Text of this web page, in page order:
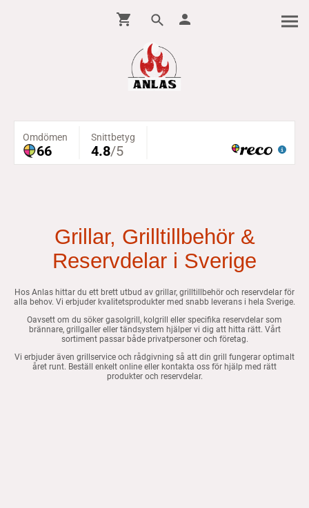
Grillar, Grilltillbehör &
Reservdelar i Sverige
Hos Anlas hittar du ett brett utbud av grillar, grilltillbehör och reservdelar för
alla behov. Vi erbjuder kvalitetsprodukter med snabb leverans i hela Sverige.
Oavsett om du söker gasolgrill, kolgrill eller specifika reservdelar som
brännare, grillgaller eller tändsystem hjälper vi dig att hitta rätt. Vårt
sortiment passar både privatpersoner och företag.
Vi erbjuder även grillservice och rådgivning så att din grill fungerar optimalt
året runt. Beställ enkelt online eller kontakta oss för hjälp med rätt
produkter och reservdelar.